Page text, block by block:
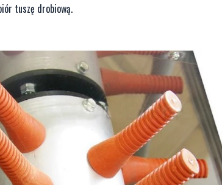
tuszę drobiową.